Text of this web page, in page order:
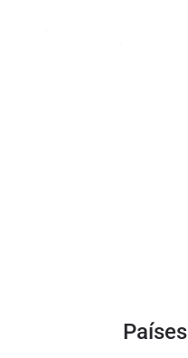
Países